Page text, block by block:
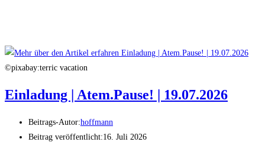
©pixabay:terric vacation
Einladung | Atem.Pause! | 19.07.2026
Beitrags-Autor:hoffmann
Beitrag veröffentlicht:16. Juli 2026